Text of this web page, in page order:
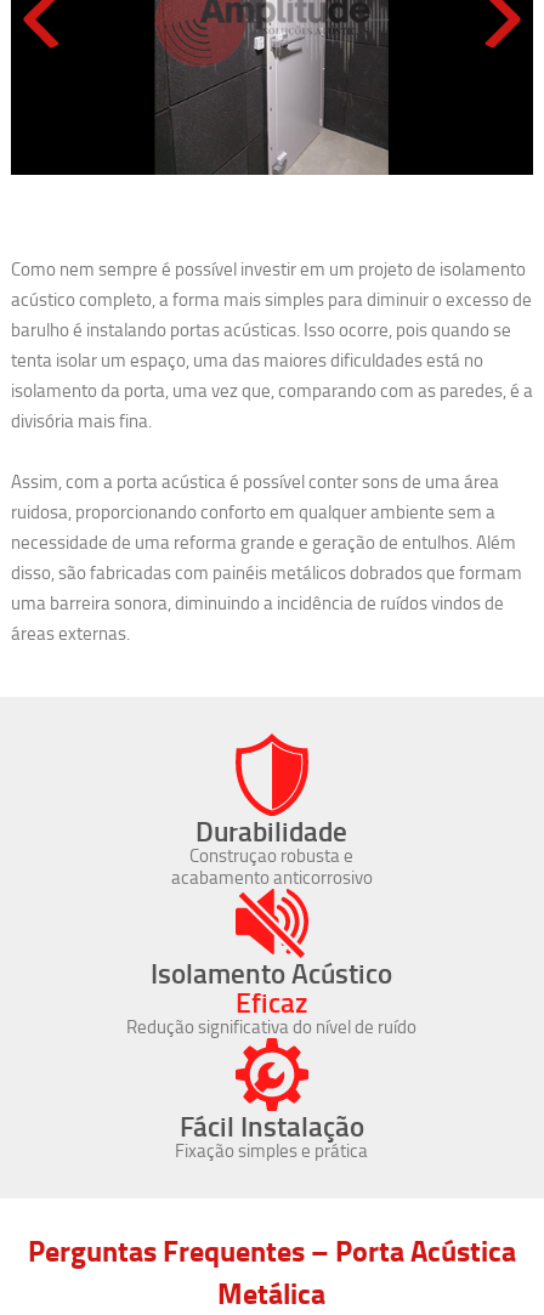
Como nem sempre é possível investir em um projeto de isolamento
acústico completo, a forma mais simples para diminuir o excesso de
barulho é instalando portas acústicas. Isso ocorre, pois quando se
tenta isolar um espaço, uma das maiores dificuldades está no
isolamento da porta, uma vez que, comparando com as paredes, é a
divisória mais fina.
Assim, com a porta acústica é possível conter sons de uma área
ruidosa, proporcionando conforto em qualquer ambiente sem a
necessidade de uma reforma grande e geração de entulhos. Além
disso, são fabricadas com painéis metálicos dobrados que formam
uma barreira sonora, diminuindo a incidência de ruídos vindos de
áreas externas.
Durabilidade
Construçao robusta e
acabamento anticorrosivo
Isolamento Acústico
Eficaz
Redução significativa do nível de ruído
Fácil Instalação
Fixação simples e prática
Perguntas Frequentes – Porta Acústica
Metálica